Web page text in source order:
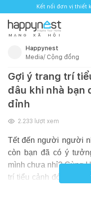
Kết nối đơn vị thiết
M Ạ N G X Ã H Ộ I
Happynest
Media/ Cộng đồng
Gợi ý trang trí
đâu khi nhà bạn
đỉnh
2.233 lượt xem
Tết đến người người
còn bạn đã có ý
mình chưa nhỉ? Cùng
trí tiểu cảnh đón Tết